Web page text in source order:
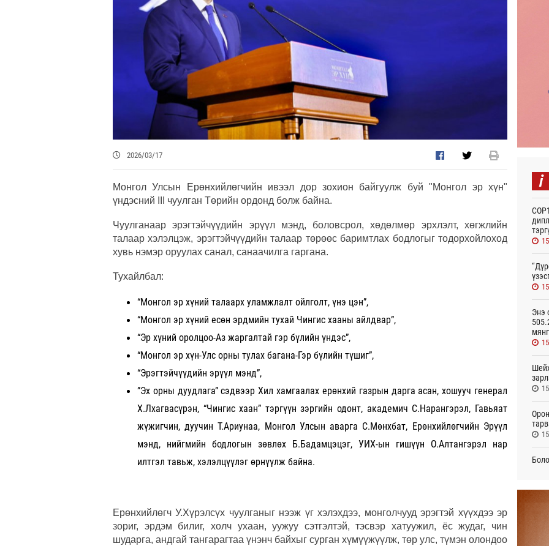
2026/03/17
Монгол Улсын Ерөнхийлөгчийн ивээл дор зохион байгуулж буй "Монгол эр хүн"
үндэсний III чуулган Төрийн ордонд болж байна.
Чуулганаар эрэгтэйчүүдийн эрүүл мэнд, боловсрол, хөдөлмөр эрхлэлт, хөгжлийн
талаар хэлэлцэж, эрэгтэйчүүдийн талаар төрөөс баримтлах бодлогыг тодорхойлоход
хувь нэмэр оруулах санал, санаачилга гаргана.
Тухайлбал:
“Монгол эр хүний талаарх уламжлалт ойлголт, үнэ цэн”,
“Монгол эр хүний есөн эрдмийн тухай Чингис хааны айлдвар”,
“Эр хүний оролцоо-Аз жаргалтай гэр бүлийн үндэс”,
“Монгол эр хүн-Улс орны тулах багана-Гэр бүлийн түшиг”,
“Эрэгтэйчүүдийн эрүүл мэнд”,
”Эх орны дуудлага” сэдвээр Хил хамгаалах ерөнхий газрын дарга асан, хошууч генерал
Х.Лхагвасүрэн, “Чингис хаан” тэргүүн зэргийн одонт, академич С.Нарангэрэл, Гавьяат
жүжигчин, дуучин Т.Ариунаа, Монгол Улсын аварга С.Мөнхбат, Ерөнхийлөгчийн Эрүүл
мэнд, нийгмийн бодлогын зөвлөх Б.Бадамцэцэг, УИХ-ын гишүүн О.Алтангэрэл нар
илтгэл тавьж, хэлэлцүүлэг өрнүүлж байна.
Ерөнхийлөгч У.Хүрэлсүх чуулганыг нээж үг хэлэхдээ, монголчууд эрэгтэй хүүхдээ эр
зориг, эрдэм билиг, холч ухаан, уужуу сэтгэлтэй, тэсвэр хатуужил, ёс жудаг, чин
шударга, андгай тангарагтаа үнэнч байхыг сурган хүмүүжүүлж, төр улс, түмэн олондоо
i
Энэ